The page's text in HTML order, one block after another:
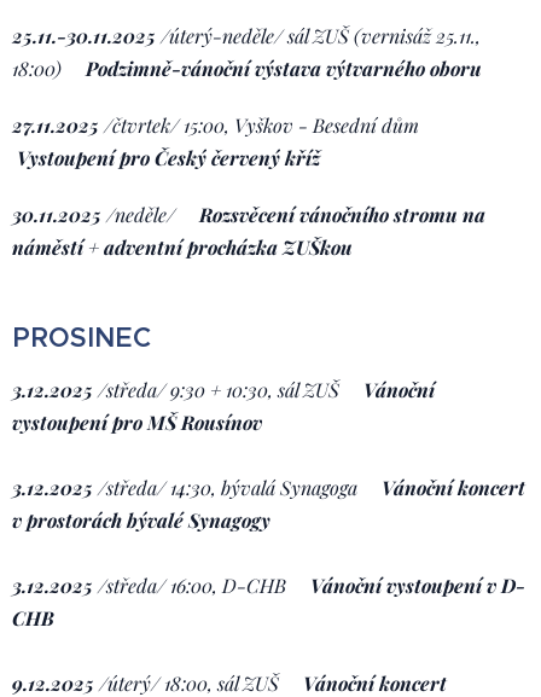
25.11.-30.11.2025 /úterý-neděle/ sál ZUŠ (vernisáž 25.11.,
18:00) Podzimně-vánoční výstava výtvarného oboru
27.11.2025 /čtvrtek/ 15:00, Vyškov - Besední dům
Vystoupení pro Český červený kříž
30.11.2025 /neděle/Rozsvěcení vánočního stromu na
náměstí+ adventní procházka ZUŠkou
PROSINEC
3.12.2025 /středa/ 9:30 + 10:30, sál ZUŠ Vánoční
vystoupení pro MŠ Rousínov
3.12.2025 /středa/ 14:30, bývalá Synagoga Vánoční koncert
v prostorách bývalé Synagogy
3.12.2025 /středa/ 16:00, D-CHB
Vánoční vystoupení v D-
CHB
9.12.2025 /úterý/ 18:00, sál ZUŠ Vánoční koncert